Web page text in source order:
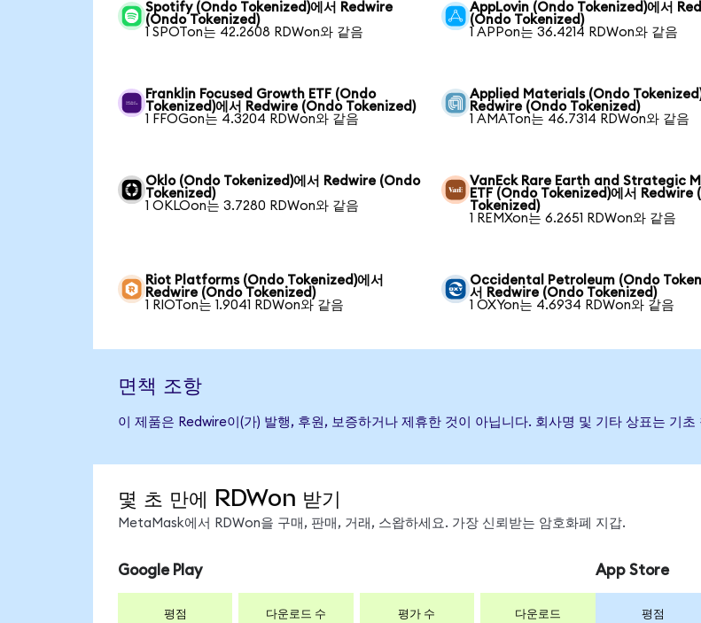
Spotify (Ondo Tokenized)에서 Redwire
(Ondo Tokenized)
1 SPOTon는 42.2608 RDWon와 같음
AppLovin (Ondo Tokenized)에서
(Ondo Tokenized)
1 APPon는 36.4214 RDWon와 같음
Franklin Focused Growth ETF (Ondo
Tokenized)에서 Redwire (Ondo Tokenized)
1 FFOGon는 4.3204 RDWon와 같음
Applied Materials (Ondo Tokenized)
Redwire (Ondo Tokenized)
1 AMATon는 46.7314 RDWon와 같음
Oklo (Ondo Tokenized)에서 Redwire (Ondo
Tokenized)
1 OKLOon는 3.7280 RDWon와 같음
VanEck Rare Earth and Strategic
ETF (Ondo Tokenized)에서 Redwire
Tokenized)
1 REMXon는 6.2651 RDWon와 같음
Riot Platforms (Ondo Tokenized)에서
Redwire (Ondo Tokenized)
1 RIOTon는 1.9041 RDWon와 같음
Occidental Petroleum (Ondo
서 Redwire (Ondo Tokenized)
1 OXYon는 4.6934 RDWon와 같음
면책 조항
이 제품은 Redwire이(가) 발행, 후원, 보증하거나 제휴한 것이 아닙니다. 회사명 및 기타 상표는 기
몇 초 만에 RDWon 받기
MetaMask에서 RDWon을 구매, 판매, 거래, 스왑하세요. 가장 신뢰받는 암호화폐 지갑.
Google Play
평점 다운로드 수 평가 수 다운로드
App Store
평점